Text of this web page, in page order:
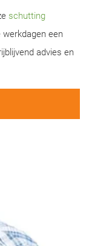
schutting
een
advies en